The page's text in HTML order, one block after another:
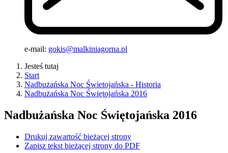
e-mail: gokis@malkiniagorna.pl
Jesteś tutaj
Start
Nadbużańska Noc Świetojańska - Historia
Nadbużańska Noc Świętojańska 2016
Nadbużańska Noc Świętojańska 2016
Drukuj zawartość bieżącej strony
Zapisz tekst bieżącej strony do PDF